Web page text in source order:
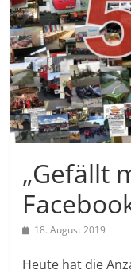
„Gefällt
18. August 2019
Heute hat die